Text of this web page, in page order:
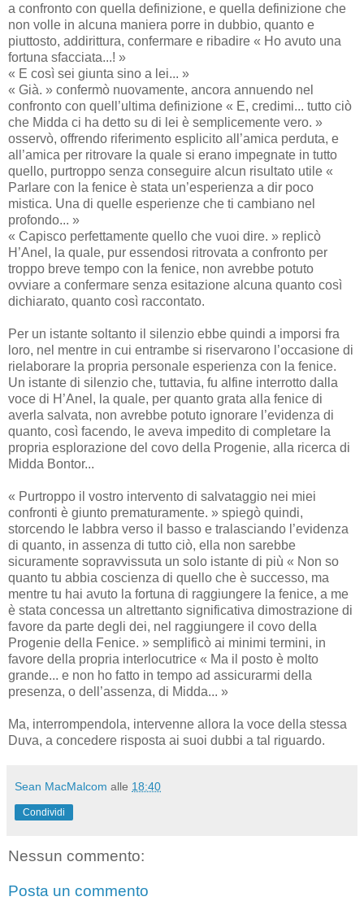
a confronto con quella definizione, e quella definizione che
non volle in alcuna maniera porre in dubbio, quanto e
piuttosto, addirittura, confermare e ribadire « Ho avuto una
fortuna sfacciata...! »
« E così sei giunta sino a lei... »
« Già. » confermò nuovamente, ancora annuendo nel
confronto con quell’ultima definizione « E, credimi... tutto ciò
che Midda ci ha detto su di lei è semplicemente vero. »
osservò, offrendo riferimento esplicito all’amica perduta, e
all’amica per ritrovare la quale si erano impegnate in tutto
quello, purtroppo senza conseguire alcun risultato utile «
Parlare con la fenice è stata un’esperienza a dir poco
mistica. Una di quelle esperienze che ti cambiano nel
profondo... »
« Capisco perfettamente quello che vuoi dire. » replicò
H’Anel, la quale, pur essendosi ritrovata a confronto per
troppo breve tempo con la fenice, non avrebbe potuto
ovviare a confermare senza esitazione alcuna quanto così
dichiarato, quanto così raccontato.
Per un istante soltanto il silenzio ebbe quindi a imporsi fra
loro, nel mentre in cui entrambe si riservarono l’occasione di
rielaborare la propria personale esperienza con la fenice.
Un istante di silenzio che, tuttavia, fu alfine interrotto dalla
voce di H’Anel, la quale, per quanto grata alla fenice di
averla salvata, non avrebbe potuto ignorare l’evidenza di
quanto, così facendo, le aveva impedito di completare la
propria esplorazione del covo della Progenie, alla ricerca di
Midda Bontor...
« Purtroppo il vostro intervento di salvataggio nei miei
confronti è giunto prematuramente. » spiegò quindi,
storcendo le labbra verso il basso e tralasciando l’evidenza
di quanto, in assenza di tutto ciò, ella non sarebbe
sicuramente sopravvissuta un solo istante di più « Non so
quanto tu abbia coscienza di quello che è successo, ma
mentre tu hai avuto la fortuna di raggiungere la fenice, a me
è stata concessa un altrettanto significativa dimostrazione di
favore da parte degli dei, nel raggiungere il covo della
Progenie della Fenice. » semplificò ai minimi termini, in
favore della propria interlocutrice « Ma il posto è molto
grande... e non ho fatto in tempo ad assicurarmi della
presenza, o dell’assenza, di Midda... »
Ma, interrompendola, intervenne allora la voce della stessa
Duva, a concedere risposta ai suoi dubbi a tal riguardo.
Sean MacMalcom alle 18:40
Condividi
Nessun commento:
Posta un commento